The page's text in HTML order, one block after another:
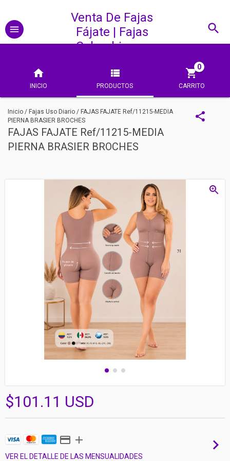
Venta De Fajas
Fájate | Fajas
Colombianas
INICIO PRODUCTOS CARRITO
0
Inicio / Fajas Uso Diario / FAJAS FAJATE Ref/11215-MEDIA
PIERNA BRASIER BROCHES
FAJAS FAJATE Ref/11215-MEDIA
PIERNA BRASIER BROCHES
$101.11 USD
VER EL DETALLE DE LAS MENSUALIDADES